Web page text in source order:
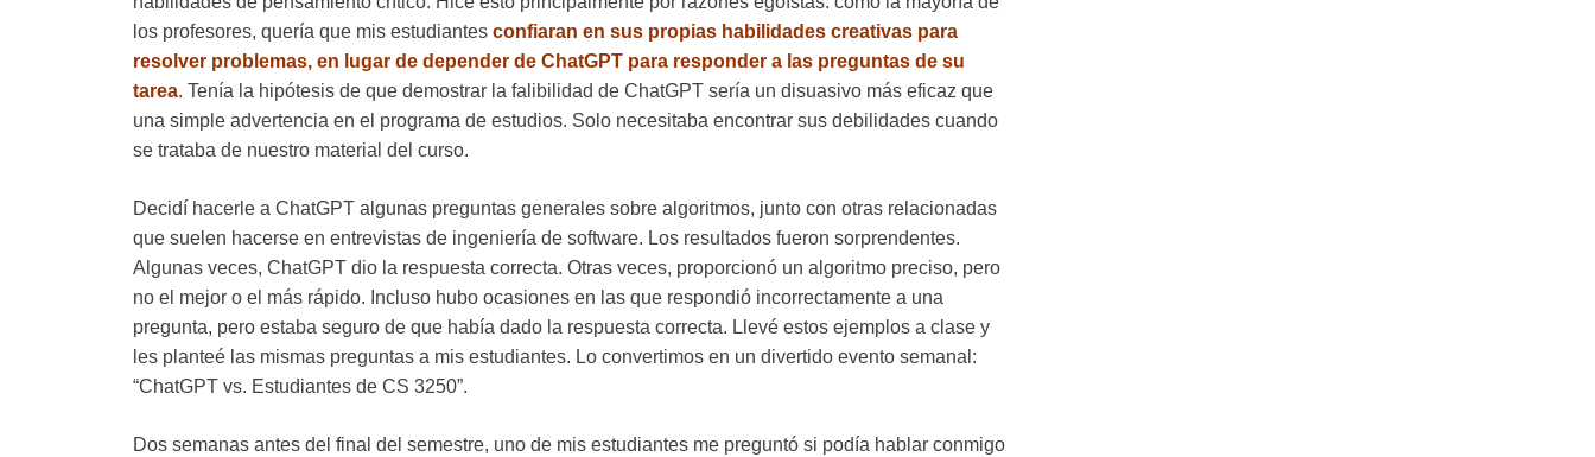
los profesores, quería que mis estudiantes confiaran en sus propias habilidades creativas para
resolver problemas, en lugar de depender de ChatGPT para responder a las preguntas de su
tarea. Tenía la hipótesis de que demostrar la falibilidad de ChatGPT sería un disuasivo más eficaz que
una simple advertencia en el programa de estudios. Solo necesitaba encontrar sus debilidades cuando
se trataba de nuestro material del curso.
Decidí hacerle a ChatGPT algunas preguntas generales sobre algoritmos, junto con otras relacionadas
que suelen hacerse en entrevistas de ingeniería de software. Los resultados fueron sorprendentes.
Algunas veces, ChatGPT dio la respuesta correcta. Otras veces, proporcionó un algoritmo preciso, pero
no el mejor o el más rápido. Incluso hubo ocasiones en las que respondió incorrectamente a una
pregunta, pero estaba seguro de que había dado la respuesta correcta. Llevé estos ejemplos a clase y
les planteé las mismas preguntas a mis estudiantes. Lo convertimos en un divertido evento semanal:
“ChatGPT vs. Estudiantes de CS 3250”.
Dos semanas antes del final del semestre, uno de mis estudiantes me preguntó si podía hablar conmigo